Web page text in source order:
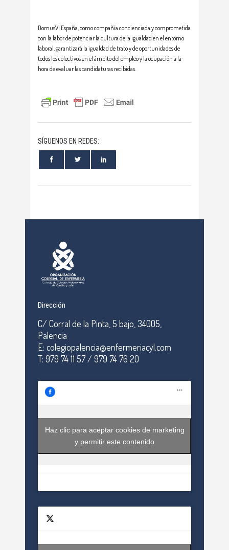
DomusVi España, como compañía concienciada y comprometida
con la labor de potenciar la cultura de la igualdad en el entorno
laboral, garantizará la igualdad de trato y de oportunidades de
todos los colectivos en el ámbito del empleo y la ocupación a la
hora de evaluar las candidaturas recibidas.
SÍGUENOS EN REDES:
Dirección
C/ Corral de la Pinta, 5 bajo, 34005,
Palencia
E: colegiopalencia@enfermeriacyl.com
T: 979 74 11 57 / 979 74 76 20
Haz clic para aceptar cookies de marketing
y permitir este contenido